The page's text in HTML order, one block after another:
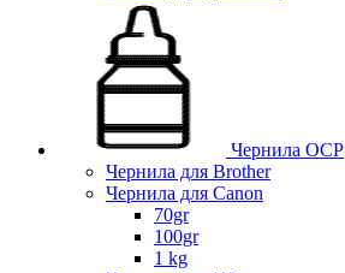
Чернила OCP
Чернила для Brother
Чернила для Canon
70gr
100gr
1 kg